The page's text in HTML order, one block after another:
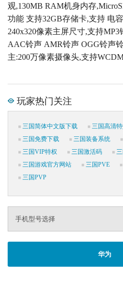
观,130MB RAM机身内存
功能 支持32GB存储卡,支持 电
240x320像素主屏尺寸,支持
AAC铃声 AMR铃声 OGG铃声
主:200万像素摄像头,支持
玩家热门关注
三国简体中文版下载 三国高清
三国免费下载
三国装备系统
三国VIP特权
三国激活码
三国游戏官方网站
三国PVE
三国PVP
手机型号选择
华为